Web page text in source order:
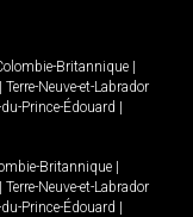
Britannique
Terre-Neuve-et-Labrador
du-Prince-Édouard
Britannique
Terre-Neuve-et-Labrador
du-Prince-Édouard